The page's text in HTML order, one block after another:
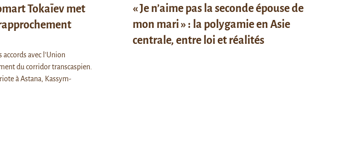
Tokaïev met
accords avec l'Union
du corridor transcaspien.
à Astana, Kassym-
« Je n’aime pas la seconde épouse de
mon mari » : la polygamie en Asie
centrale, entre loi et réalités